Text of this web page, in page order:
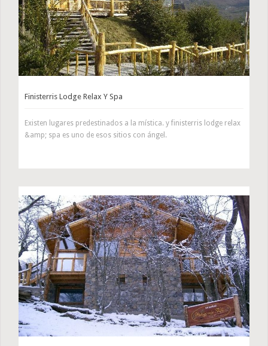
Finisterris Lodge Relax Y Spa
Existen lugares predestinados a la mística. y finisterris lodge relax
&amp; spa es uno de esos sitios con ángel.